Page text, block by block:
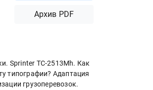
Архив PDF
Sprinter ТС-2513Mh. Как
типографии? Адаптация
грузоперевозок.